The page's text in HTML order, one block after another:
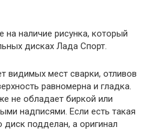
на наличие рисунка, который
дисках Лада Спорт.
видимых мест сварки, отливов
равномерна и гладка.
не обладает биркой или
надписями. Если есть такая
диск подделан, а оригинал